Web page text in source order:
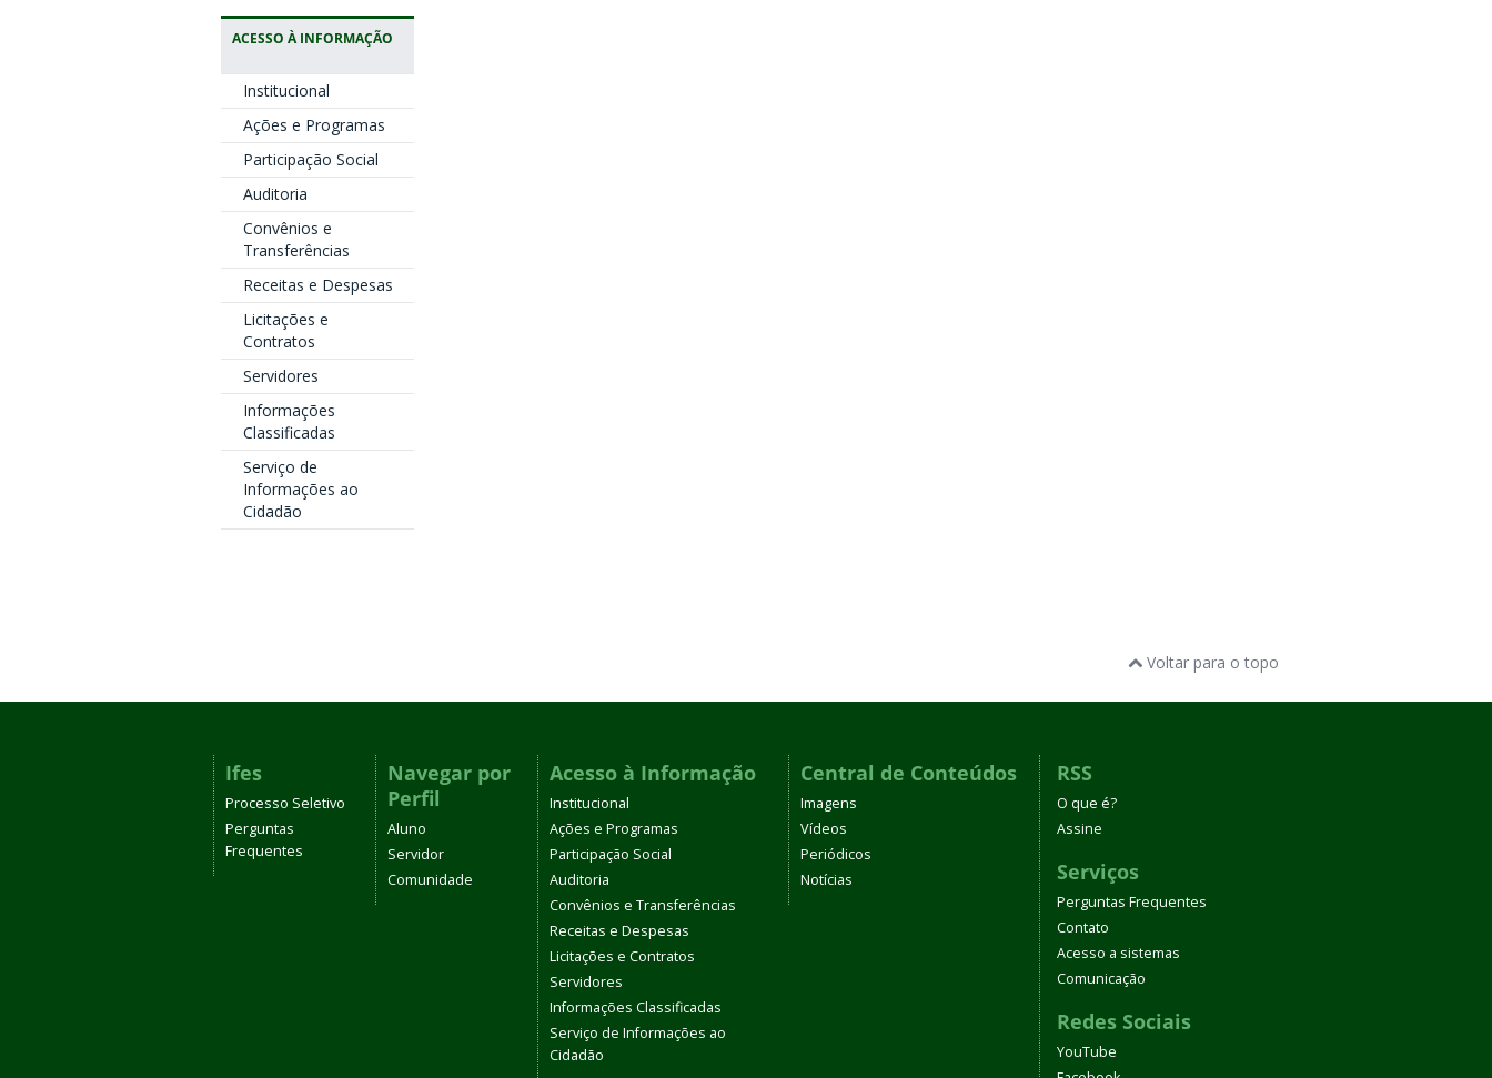
ACESSO À INFORMAÇÃO
Institucional
Ações e Programas
Participação Social
Auditoria
Convênios e
Transferências
Receitas e Despesas
Licitações e
Contratos
Servidores
Informações
Classificadas
Serviço de
Informações ao
Cidadão
Voltar para o topo
Ifes
Processo Seletivo
Perguntas
Frequentes
Navegar por
Perfil
Aluno
Servidor
Comunidade
Acesso à Informação
Institucional
Ações e Programas
Participação Social
Auditoria
Convênios e Transferências
Receitas e Despesas
Licitações e Contratos
Servidores
Informações Classificadas
Serviço de Informações ao
Cidadão
Central de Conteúdos
Imagens
Vídeos
Periódicos
Notícias
RSS
O que é?
Assine
Serviços
Perguntas Frequentes
Contato
Acesso a sistemas
Comunicação
Redes Sociais
YouTube